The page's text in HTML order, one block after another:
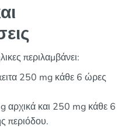
περιλαμβάνει:
250 mg κάθε 6 ώρες
αρχικά και 250 mg κάθε 6
περιόδου.